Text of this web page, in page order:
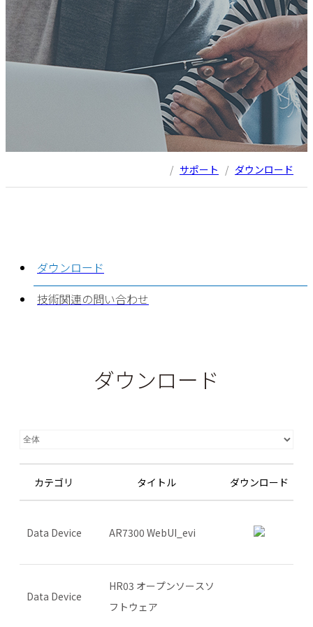
/ サポート / ダウンロード
ダウンロード
技術関連の問い合わせ
ダウンロード
カテゴリ タイトル ダウンロード
Data Device AR7300 WebUI_evi
Data Device
HR03 オープンソースソ
フトウェア